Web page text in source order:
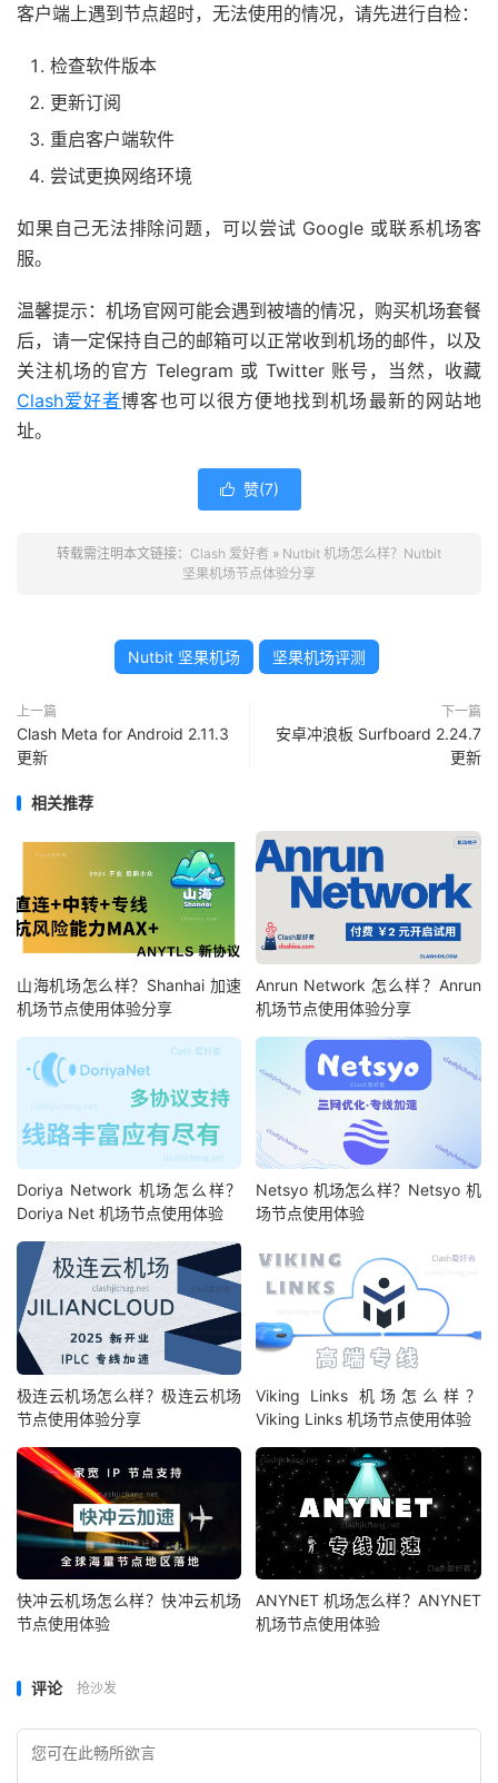
客户端上遇到节点超时，无法使用的情况，请先进行自检：
检查软件版本
更新订阅
重启客户端软件
尝试更换网络环境
如果自己无法排除问题，可以尝试 Google 或联系机场客
服。
温馨提示：机场官网可能会遇到被墙的情况，购买机场套餐
后，请一定保持自己的邮箱可以正常收到机场的邮件，以及
关注机场的官方 Telegram 或 Twitter 账号，当然，收藏
Clash爱好者博客也可以很方便地找到机场最新的网站地
址。
 赞(7)
转载需注明本文链接： Clash 爱好者 » Nutbit 机场怎么样？Nutbit
坚果机场节点体验分享
Nutbit 坚果机场 坚果机场评测
上一篇
Clash Meta for Android 2.11.3
更新
下一篇
安卓冲浪板 Surfboard 2.24.7
更新
相关推荐
山海机场怎么样？Shanhai 加速
机场节点使用体验分享
Anrun Network 怎么样？Anrun
机场节点使用体验分享
Doriya Network 机场怎么样？
Doriya Net 机场节点使用体验
Netsyo 机场怎么样？Netsyo 机
场节点使用体验
极连云机场怎么样？极连云机场
节点使用体验分享
Viking Links 机场怎么样？
Viking Links 机场节点使用体验
快冲云机场怎么样？快冲云机场
节点使用体验
ANYNET 机场怎么样？ANYNET
机场节点使用体验
评论 抢沙发